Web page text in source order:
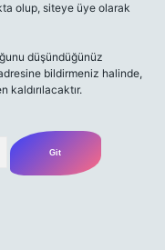
olup, siteye üye olarak
düşündüğünüz
bildirmeniz halinde,